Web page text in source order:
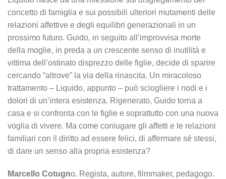
concetto di famiglia e sui possibili ulteriori mutamenti delle
relazioni affettive e degli equilibri generazionali in un
prossimo futuro. Guido, in seguito all’improvvisa morte
della moglie, in preda a un crescente senso di inutilità e
vittima dell’ostinato disprezzo delle figlie, decide di sparire
cercando “altrove” la via della rinascita. Un miracoloso
trattamento – Liquido, appunto – può sciogliere i nodi e i
dolori di un’intera esistenza. Rigenerato, Guido torna a
casa e si confronta con le figlie e soprattutto con una nuova
voglia di vivere. Ma come coniugare gli affetti e le relazioni
familiari con il diritto ad essere felici, di affermare sé stessi,
di dare un senso alla propria esistenza?
Marcello Cotugno. Regista, autore, filmmaker, pedagogo.